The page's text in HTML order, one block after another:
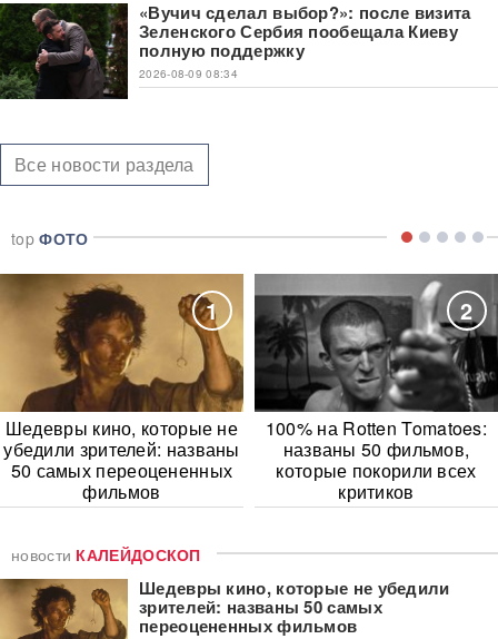
«Вучич сделал выбор?»: после визита
Зеленского Сербия пообещала Киеву
полную поддержку
2026-08-09 08:34
Все новости раздела
topФОТО
1
Шедевры кино, которые не
убедили зрителей: названы
50 самых переоцененных
фильмов
2
100% на Rotten Tomatoes:
названы 50 фильмов,
которые покорили всех
критиков
новости КАЛЕЙДОСКОП
Шедевры кино, которые не убедили
зрителей: названы 50 самых
переоцененных фильмов